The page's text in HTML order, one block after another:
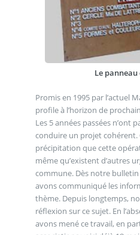
Le panneau
Promis en 1995 par l’actuel
profile à l’horizon de
Les 5 années passées n’ont
conduire un projet cohérent.
précipitation que cette
même qu’existent d’autres
commune. Dès notre
avons communiqué les
thème. Depuis longtemps,
réflexion sur ce sujet. En
avons mené ce travail, en